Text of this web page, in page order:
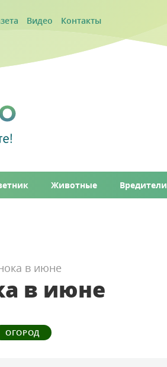
Видео Контакты
Животные Вредители
в июне
в июне
ОГОРОД